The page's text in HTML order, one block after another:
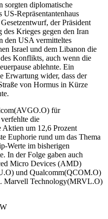
sorgten diplomatische
Repräsentantenhaus
der Präsident
Krieges gegen den Iran
den USA vermitteltes
Israel und dem Libanon die
Konflikts, auch wenn die
ablehnte. Ein
Erwartung wider, dass der
von Hormus in Kürze
für
die
um 12,6 Prozent
Euphorie rund um das Thema
Werte im bisherigen
In der Folge gaben auch
Micro Devices (AMD)
und Qualcomm(QCOM.O)
Marvell Technology(MRVL.O)